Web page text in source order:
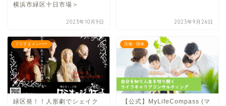
横浜市緑区十日市場＞
2023年10月9日 2023年9月26日
ぐりすまメンバー
緑区発！！人形劇でシェイク
店舗・団体
【公式】MyLifeCompass (マ